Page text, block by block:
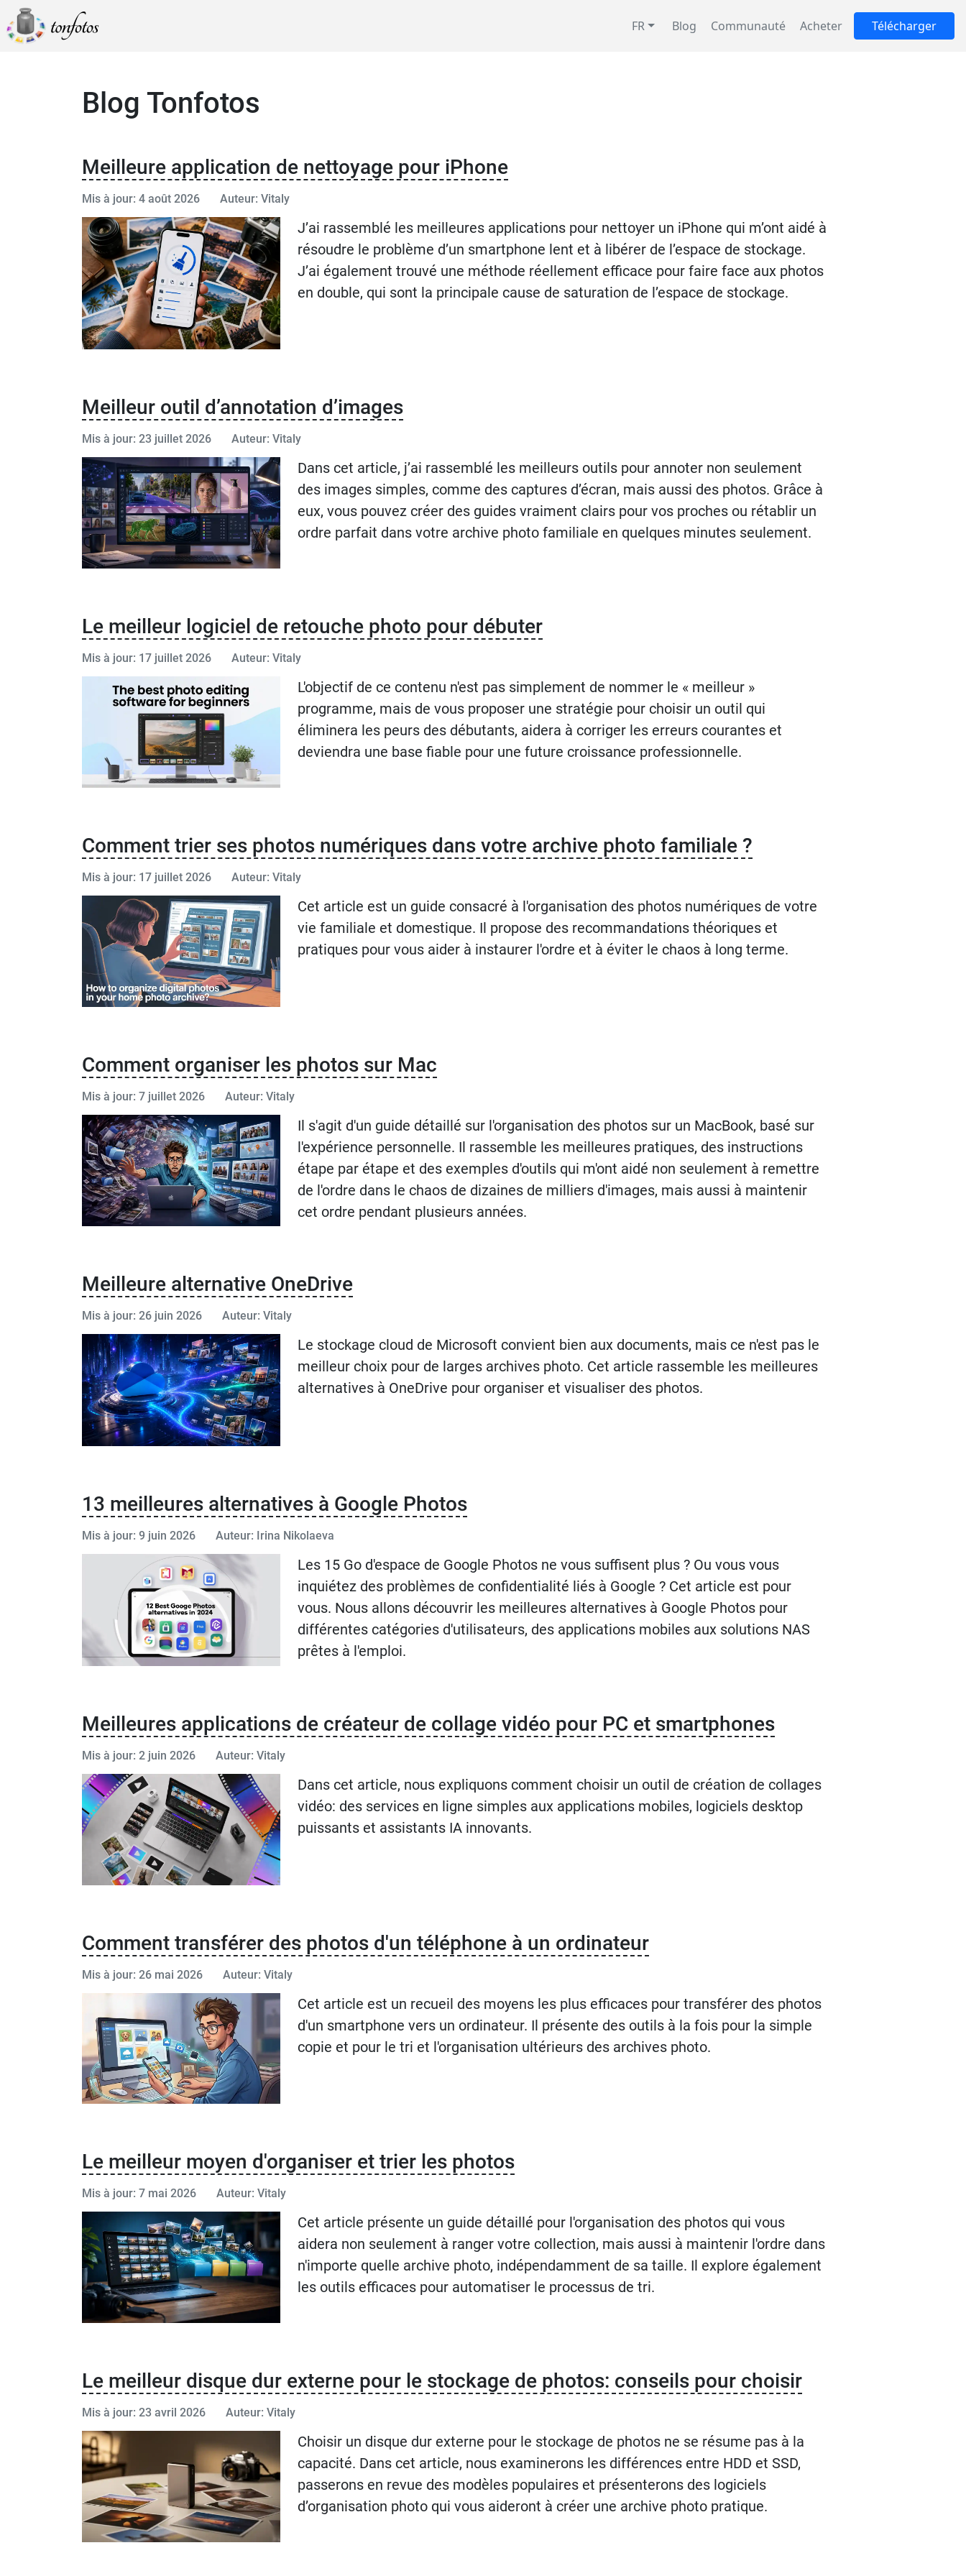
FR Blog Communauté Acheter Télécharger
Blog Tonfotos
Meilleure application de nettoyage pour iPhone
Mis à jour: 4 août 2026 Auteur: Vitaly
J’ai rassemblé les meilleures applications pour nettoyer un iPhone qui m’ont aidé à
résoudre le problème d’un smartphone lent et à libérer de l’espace de stockage.
J’ai également trouvé une méthode réellement efficace pour faire face aux photos
en double, qui sont la principale cause de saturation de l’espace de stockage.
Meilleur outil d’annotation d’images
Mis à jour: 23 juillet 2026 Auteur: Vitaly
Dans cet article, j’ai rassemblé les meilleurs outils pour annoter non seulement
des images simples, comme des captures d’écran, mais aussi des photos. Grâce à
eux, vous pouvez créer des guides vraiment clairs pour vos proches ou rétablir un
ordre parfait dans votre archive photo familiale en quelques minutes seulement.
Le meilleur logiciel de retouche photo pour débuter
Mis à jour: 17 juillet 2026 Auteur: Vitaly
L'objectif de ce contenu n'est pas simplement de nommer le « meilleur »
programme, mais de vous proposer une stratégie pour choisir un outil qui
éliminera les peurs des débutants, aidera à corriger les erreurs courantes et
deviendra une base fiable pour une future croissance professionnelle.
Comment trier ses photos numériques dans votre archive photo familiale ?
Mis à jour: 17 juillet 2026 Auteur: Vitaly
Cet article est un guide consacré à l'organisation des photos numériques de votre
vie familiale et domestique. Il propose des recommandations théoriques et
pratiques pour vous aider à instaurer l'ordre et à éviter le chaos à long terme.
Comment organiser les photos sur Mac
Mis à jour: 7 juillet 2026 Auteur: Vitaly
Il s'agit d'un guide détaillé sur l'organisation des photos sur un MacBook, basé sur
l'expérience personnelle. Il rassemble les meilleures pratiques, des instructions
étape par étape et des exemples d'outils qui m'ont aidé non seulement à remettre
de l'ordre dans le chaos de dizaines de milliers d'images, mais aussi à maintenir
cet ordre pendant plusieurs années.
Meilleure alternative OneDrive
Mis à jour: 26 juin 2026 Auteur: Vitaly
Le stockage cloud de Microsoft convient bien aux documents, mais ce n'est pas le
meilleur choix pour de larges archives photo. Cet article rassemble les meilleures
alternatives à OneDrive pour organiser et visualiser des photos.
13 meilleures alternatives à Google Photos
Mis à jour: 9 juin 2026 Auteur: Irina Nikolaeva
Les 15 Go d'espace de Google Photos ne vous suffisent plus ? Ou vous vous
inquiétez des problèmes de confidentialité liés à Google ? Cet article est pour
vous. Nous allons découvrir les meilleures alternatives à Google Photos pour
différentes catégories d'utilisateurs, des applications mobiles aux solutions NAS
prêtes à l'emploi.
Meilleures applications de créateur de collage vidéo pour PC et smartphones
Mis à jour: 2 juin 2026 Auteur: Vitaly
Dans cet article, nous expliquons comment choisir un outil de création de collages
vidéo: des services en ligne simples aux applications mobiles, logiciels desktop
puissants et assistants IA innovants.
Сomment transférer des photos d'un téléphone à un ordinateur
Mis à jour: 26 mai 2026 Auteur: Vitaly
Cet article est un recueil des moyens les plus efficaces pour transférer des photos
d'un smartphone vers un ordinateur. Il présente des outils à la fois pour la simple
copie et pour le tri et l'organisation ultérieurs des archives photo.
Le meilleur moyen d'organiser et trier les photos
Mis à jour: 7 mai 2026 Auteur: Vitaly
Cet article présente un guide détaillé pour l'organisation des photos qui vous
aidera non seulement à ranger votre collection, mais aussi à maintenir l'ordre dans
n'importe quelle archive photo, indépendamment de sa taille. Il explore également
les outils efficaces pour automatiser le processus de tri.
Le meilleur disque dur externe pour le stockage de photos: conseils pour choisir
Mis à jour: 23 avril 2026 Auteur: Vitaly
Choisir un disque dur externe pour le stockage de photos ne se résume pas à la
capacité. Dans cet article, nous examinerons les différences entre HDD et SSD,
passerons en revue des modèles populaires et présenterons des logiciels
d’organisation photo qui vous aideront à créer une archive photo pratique.